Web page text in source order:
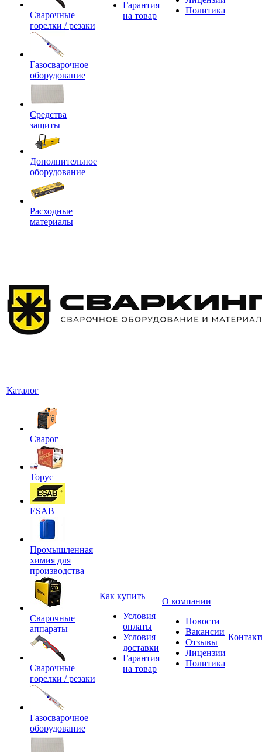
Сварочные
горелки / резаки
Газосварочное
оборудование
Средства
защиты
Дополнительное
оборудование
Расходные
материалы
Гарантия
на товар
Политика
Каталог
Сварог
Торус
ESAB
Промышленная
химия для
производства
Сварочные
аппараты
Сварочные
горелки / резаки
Газосварочное
оборудование
Как купить
Условия
оплаты
Условия
доставки
Гарантия
на товар
О компании
Новости
Вакансии
Отзывы
Лицензии
Политика